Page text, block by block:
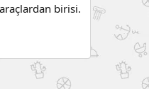
birisi.